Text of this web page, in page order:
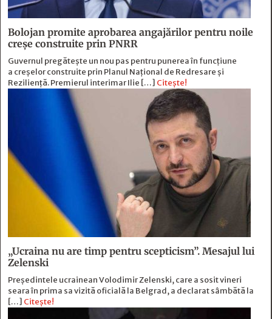
Bolojan promite aprobarea angajărilor pentru noile
creșe construite prin PNRR
Guvernul pregătește un nou pas pentru punerea în funcțiune
a creșelor construite prin Planul Național de Redresare și
Reziliență. Premierul interimar Ilie […] Citește!
„Ucraina nu are timp pentru scepticism”. Mesajul lui
Zelenski
Preşedintele ucrainean Volodimir Zelenski, care a sosit vineri
seara în prima sa vizită oficială la Belgrad, a declarat sâmbătă la
[…] Citește!